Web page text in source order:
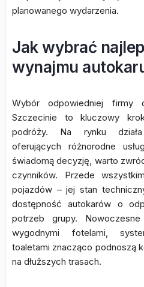
planowanego wydarzenia.
Jak wybrać
wynajmu
Wybór odpowiedniej firmy
Szczecinie to kluczowy
podróży. Na rynku
oferujących różnorodne
świadomą decyzję, warto
czynników. Przede
pojazdów – jej stan
dostępność autokarów o
potrzeb grupy.
wygodnymi fotelami,
toaletami znacząco podnoszą
na dłuższych trasach.